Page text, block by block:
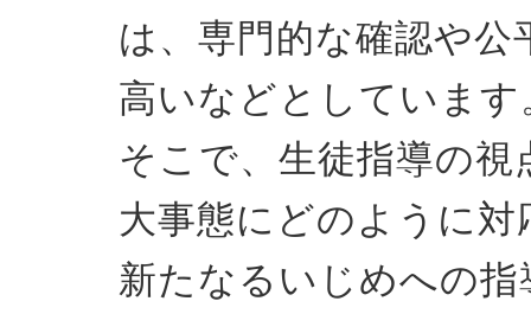
は、専門的な確認や
高いなどとしています
そこで、生徒指導の
大事態にどのように
新たなるいじめへの